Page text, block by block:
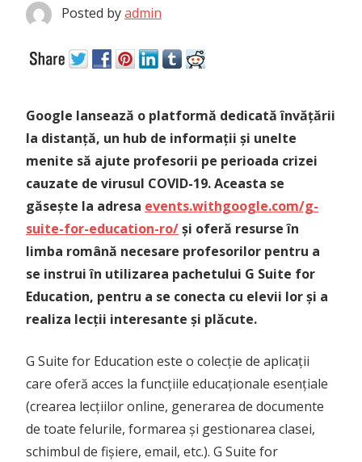
Posted byadmin
Google lansează o platformă dedicată învățării
la distanță, un hub de informații și unelte
menite să ajute profesorii pe perioada crizei
cauzate de virusul COVID-19. Aceasta se
găsește la adresa events.withgoogle.com/g-
suite-for-education-ro/și oferă resurse în
limba română necesare profesorilor pentru a
se instrui în utilizarea pachetului G Suite for
Education, pentru a se conecta cu elevii lor și a
realiza lecții interesante și plăcute.
G Suite for Education este o colecție de aplicații
care oferă acces la funcțiile educaționale esențiale
(crearea lecțiilor online, generarea de documente
de toate felurile, formarea și gestionarea clasei,
schimbul de fișiere, email, etc.). G Suite for